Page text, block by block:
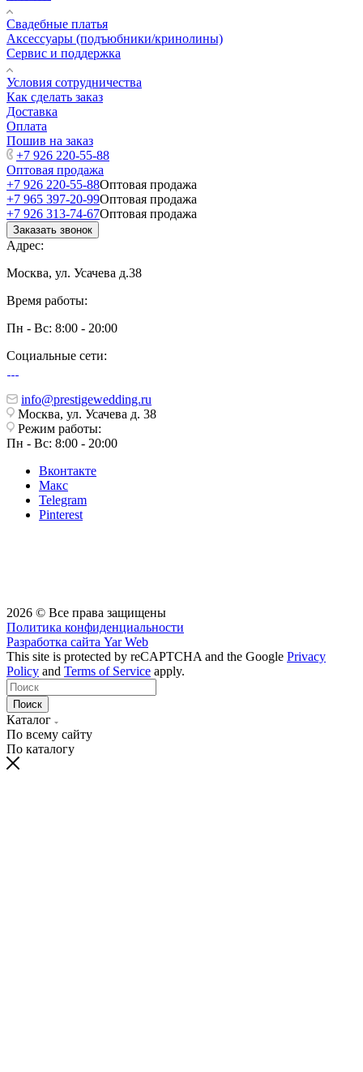
Свадебные платья
Аксессуары (подъюбники/кринолины)
Сервис и поддержка
Условия сотрудничества
Как сделать заказ
Доставка
Оплата
Пошив на заказ
+7 926 220-55-88
Оптовая продажа
+7 926 220-55-88Оптовая продажа
+7 965 397-20-99Оптовая продажа
+7 926 313-74-67Оптовая продажа
Заказать звонок
Адрес:
Москва, ул. Усачева д.38
Время работы:
Пн - Вс: 8:00 - 20:00
Социальные сети:
info@prestigewedding.ru
Москва, ул. Усачева д. 38
Режим работы:
Пн - Вс: 8:00 - 20:00
Вконтакте
Макс
Telegram
Pinterest
2026 © Все права защищены
Политика конфиденциальности
Разработка сайта Yar Web
This site is protected by reCAPTCHA and the Google Privacy
Policy and Terms of Service apply.
Поиск
Каталог
По всему сайту
По каталогу